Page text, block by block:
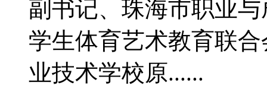
副书记、珠海市职业
学生体育艺术教育联
业技术学校原......